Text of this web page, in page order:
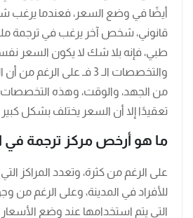
أيضًا في وضع السعر، فعندما
قانوني، شخص آخر يرغب في ترجمة
طبي، فإنه بلا شك لا يكون السعر
والتخصصات الـ 3 فـ على
من الجهد، والوقت، وهذه
تعقيدًا إلا أن السعر يختلف بشكل
ما هو أرخص مركز ترجمة في
على الرغم من كثرة، وتعدد المراكز
للأفراد في المدينة، وعلى الرغم من
التي يتم استخدامها عند وضع